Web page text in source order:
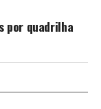
por quadrilha